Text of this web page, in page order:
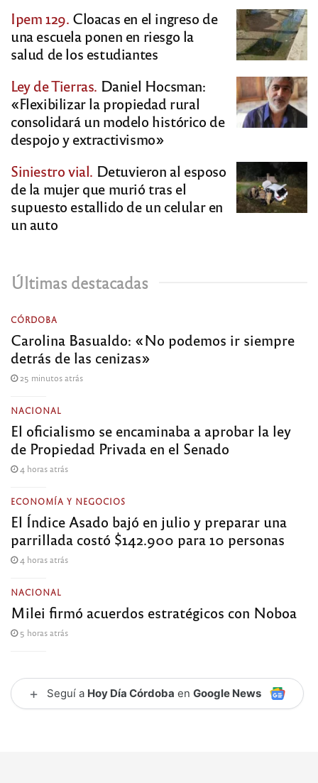
Ipem 129. Cloacas en el ingreso de
una escuela ponen en riesgo la
salud de los estudiantes
Ley de Tierras. Daniel Hocsman:
«Flexibilizar la propiedad rural
consolidará un modelo histórico de
despojo y extractivismo»
Siniestro vial. Detuvieron al esposo
de la mujer que murió tras el
supuesto estallido de un celular en
un auto
Últimas destacadas
CÓRDOBA
Carolina Basualdo: «No podemos ir siempre
detrás de las cenizas»
25 minutos atrás
NACIONAL
El oficialismo se encaminaba a aprobar la ley
de Propiedad Privada en el Senado
4 horas atrás
ECONOMÍA Y NEGOCIOS
El Índice Asado bajó en julio y preparar una
parrillada costó $142.900 para 10 personas
4 horas atrás
NACIONAL
Milei firmó acuerdos estratégicos con Noboa
5 horas atrás
+ Seguí a Hoy Día Córdoba en Google News